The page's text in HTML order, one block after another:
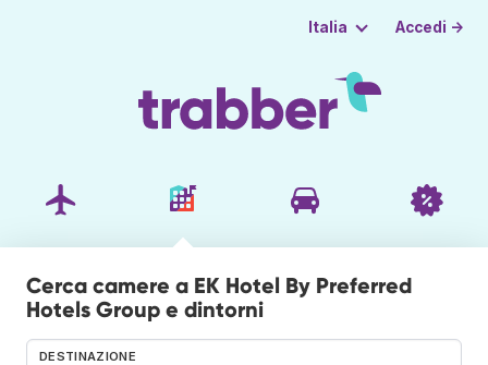
Italia Accedi →
Cerca camere a EK Hotel By Preferred
Hotels Group e dintorni
DESTINAZIONE